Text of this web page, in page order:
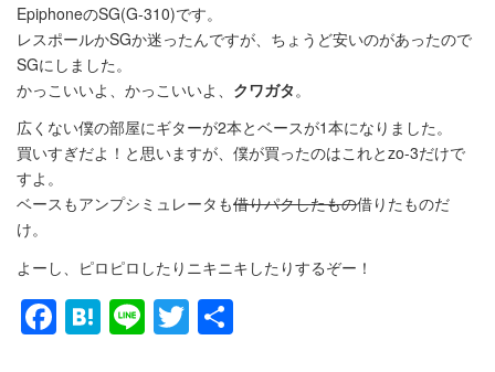
EpiphoneのSG(G-310)です。
レスポールかSGか迷ったんですが、ちょうど安いのがあったので
SGにしました。
かっこいいよ、かっこいいよ、 クワガタ 。
広くない僕の部屋にギターが2本とベースが1本になりました。
買いすぎだよ！と思いますが、僕が買ったのはこれとzo-3だけで
すよ。
ベースもアンプシミュレータも借りパクしたもの借りたものだ
け。
よーし、ピロピロしたりニキニキしたりするぞー！
Facebook
Hatena
LineTwitter